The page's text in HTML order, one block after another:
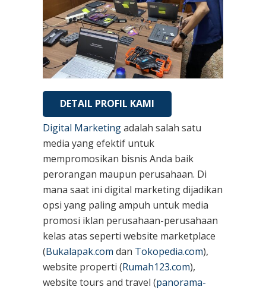
DETAIL PROFIL KAMI
Digital Marketingadalah salah satu
media yang efektif untuk
mempromosikan bisnis Anda baik
perorangan maupun perusahaan. Di
mana saat ini digital marketing dijadikan
opsi yang paling ampuh untuk media
promosi iklan perusahaan-perusahaan
kelas atas seperti website marketplace
(Bukalapak.com dan Tokopedia.com),
website properti (Rumah123.com),
website tours and travel (panorama-